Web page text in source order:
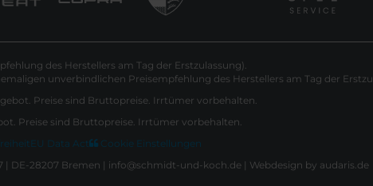
des Herstellers am Tag der Erstzulassung).
unverbindlichen Preisempfehlung des Herstellers am Tag der
Preise sind Bruttopreise. Irrtümer vorbehalten.
Preise sind Bruttopreise. Irrtümer vorbehalten.
EU Data Act
Cookie Einstellungen
| DE-28207 Bremen | info@schmidt-und-koch.de | Webdesign by audaris.de